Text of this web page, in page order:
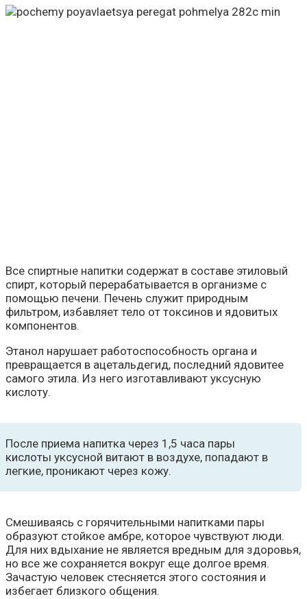
Все спиртные напитки содержат в составе этиловый
спирт, который перерабатывается в организме с
помощью печени. Печень служит природным
фильтром, избавляет тело от токсинов и ядовитых
компонентов.
Этанол нарушает работоспособность органа и
превращается в ацетальдегид, последний ядовитее
самого этила. Из него изготавливают уксусную
кислоту.
После приема напитка через 1,5 часа пары
кислоты уксусной витают в воздухе, попадают в
легкие, проникают через кожу.
Смешиваясь с горячительными напитками пары
образуют стойкое амбре, которое чувствуют люди.
Для них вдыхание не является вредным для здоровья,
но все же сохраняется вокруг еще долгое время.
Зачастую человек стесняется этого состояния и
избегает близкого общения.